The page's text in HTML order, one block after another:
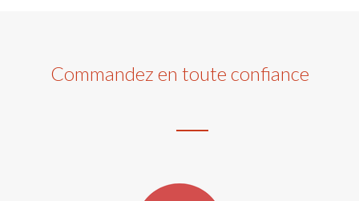
Commandez en toute confiance